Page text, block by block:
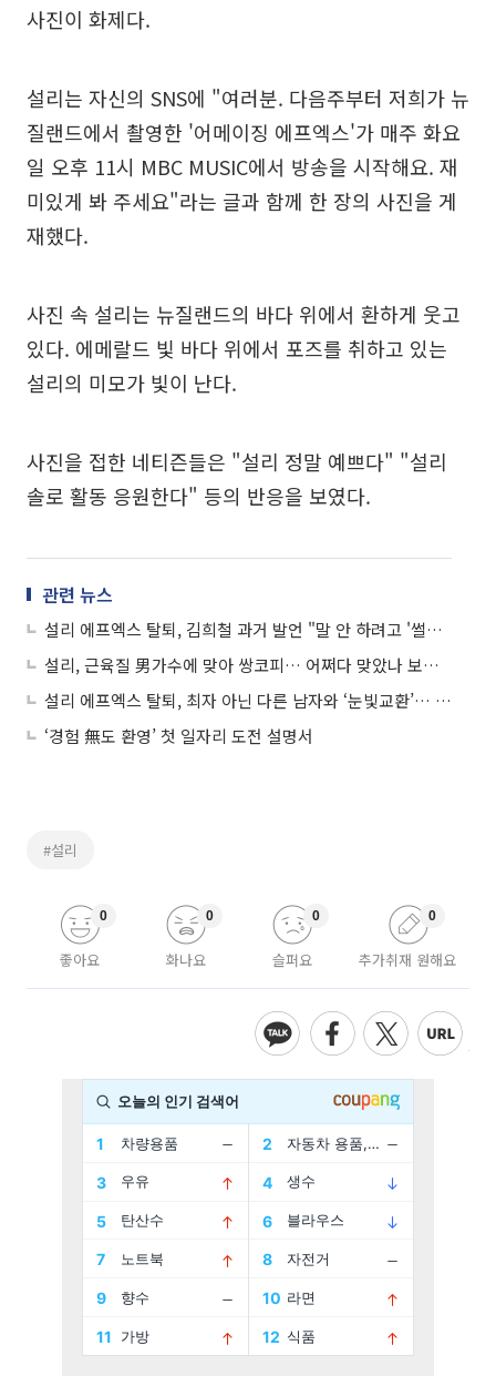
사진이 화제다.
설리는 자신의 SNS에 "여러분. 다음주부터 저희가 뉴
질랜드에서 촬영한 '어메이징 에프엑스'가 매주 화요
일 오후 11시 MBC MUSIC에서 방송을 시작해요. 재
미있게 봐 주세요"라는 글과 함께 한 장의 사진을 게
재했다.
사진 속 설리는 뉴질랜드의 바다 위에서 환하게 웃고
있다. 에메랄드 빛 바다 위에서 포즈를 취하고 있는
설리의 미모가 빛이 난다.
사진을 접한 네티즌들은 "설리 정말 예쁘다" "설리
솔로 활동 응원한다" 등의 반응을 보였다.
관련 뉴스
설리 에프엑스 탈퇴, 김희철 과거 발언 "말 안 하려고 '썰전' 그만뒀는데"
설리, 근육질 男가수에 맞아 쌍코피… 어쩌다 맞았나 보니 ‘헉’
설리 에프엑스 탈퇴, 최자 아닌 다른 남자와 ‘눈빛교환’… 최자 질투할라!
‘경험 無도 환영’ 첫 일자리 도전 설명서
#설리
좋아요
0
화나요
0
슬퍼요
0
추가취재 원해요
0